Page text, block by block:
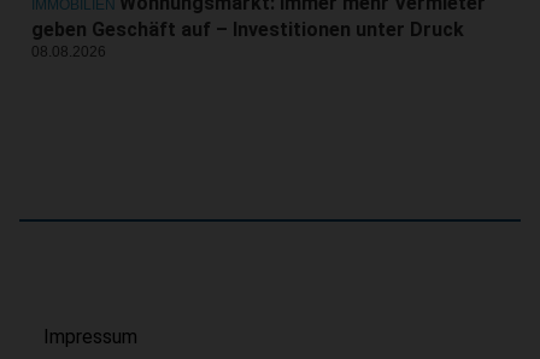
IMMOBILIEN
geben Geschäft auf – Investitionen unter Druck
08.08.2026
Impressum